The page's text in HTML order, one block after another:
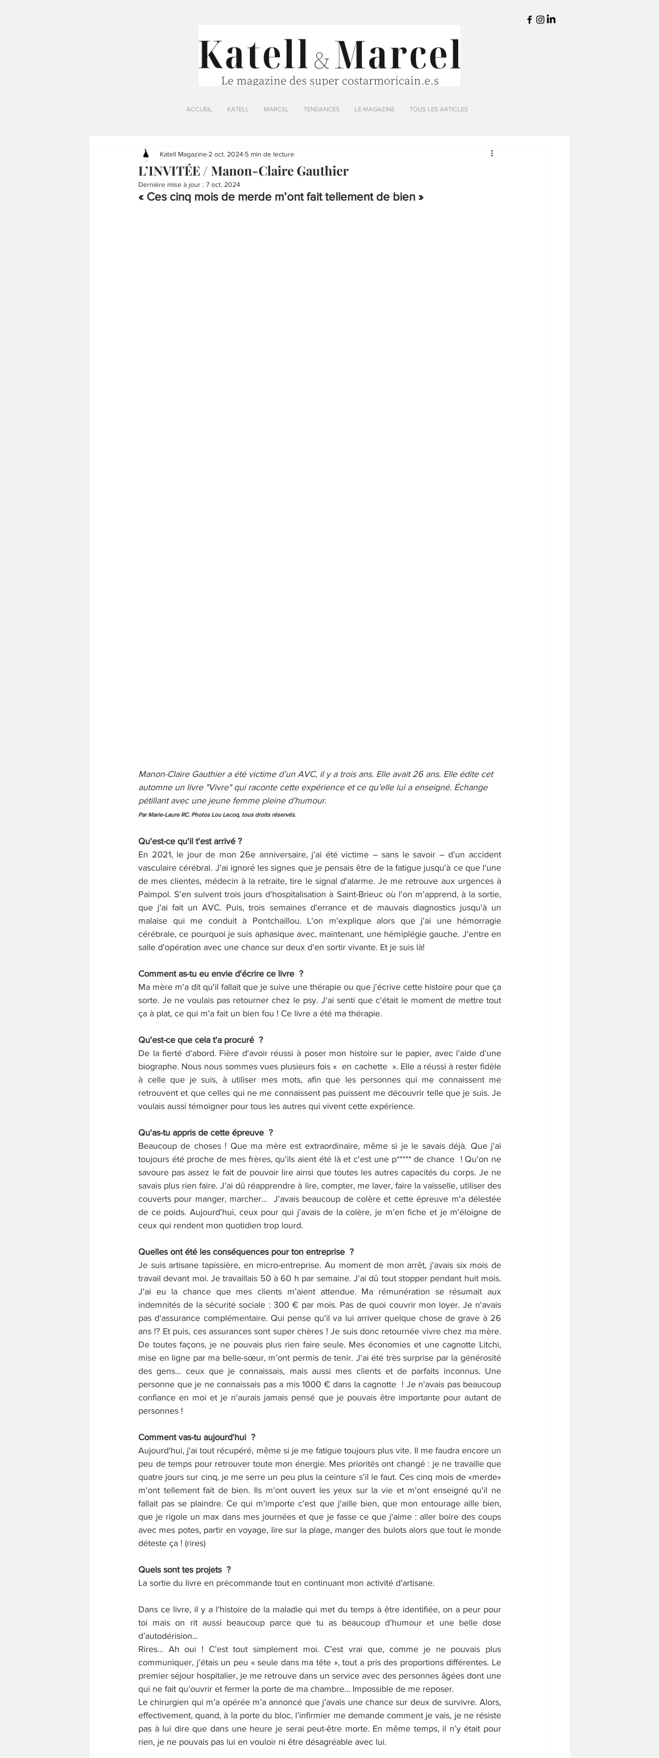
ACCUEIL KATELL MARCEL TENDANCES LE MAGAZINE TOUS LES ARTICLES
L’INVITÉE / Manon-Claire Gauthier
Katell Magazine 2 oct. 2024 5 min de lecture
Dernière mise à jour : 7 oct. 2024
« Ces cinq mois de merde m’ont fait tellement de bien »
Manon-Claire Gauthier a été victime d’un AVC, il y a trois ans. Elle avait 26 ans. Elle édite cet
automne un livre "Vivre" qui raconte cette expérience et ce qu’elle lui a enseigné. Échange
pétillant avec une jeune femme pleine d’humour.
Par Marie-Laure RC. Photos Lou Lecoq, tous droits réservés.
Qu'est-ce qu'il t'est arrivé ?
En 2021, le jour de mon 26e anniversaire, j'ai été victime – sans le savoir – d'un accident
vasculaire cérébral. J'ai ignoré les signes que je pensais être de la fatigue jusqu'à ce que l'une
de mes clientes, médecin à la retraite, tire le signal d'alarme. Je me retrouve aux urgences à
Paimpol. S'en suivent trois jours d'hospitalisation à Saint-Brieuc où l'on m'apprend, à la sortie,
que j'ai fait un AVC. Puis, trois semaines d'errance et de mauvais diagnostics jusqu'à un
malaise qui me conduit à Pontchaillou. L'on m'explique alors que j'ai une hémorragie
cérébrale, ce pourquoi je suis aphasique avec, maintenant, une hémiplégie gauche. J'entre en
salle d'opération avec une chance sur deux d'en sortir vivante. Et je suis là!
Comment as-tu eu envie d'écrire ce livre  ?
Ma mère m'a dit qu'il fallait que je suive une thérapie ou que j'écrive cette histoire pour que ça
sorte. Je ne voulais pas retourner chez le psy. J'ai senti que c'était le moment de mettre tout
ça à plat, ce qui m'a fait un bien fou ! Ce livre a été ma thérapie.
Qu'est-ce que cela t'a procuré  ?
De la fierté d'abord. Fière d'avoir réussi à poser mon histoire sur le papier, avec l’aide d’une
biographe. Nous nous sommes vues plusieurs fois «  en cachette  ». Elle a réussi à rester fidèle
à celle que je suis, à utiliser mes mots, afin que les personnes qui me connaissent me
retrouvent et que celles qui ne me connaissent pas puissent me découvrir telle que je suis. Je
voulais aussi témoigner pour tous les autres qui vivent cette expérience.
Qu'as-tu appris de cette épreuve  ?
Beaucoup de choses ! Que ma mère est extraordinaire, même si je le savais déjà. Que j'ai
toujours été proche de mes frères, qu'ils aient été là et c'est une p***** de chance  ! Qu'on ne
savoure pas assez le fait de pouvoir lire ainsi que toutes les autres capacités du corps. Je ne
savais plus rien faire. J'ai dû réapprendre à lire, compter, me laver, faire la vaisselle, utiliser des
couverts pour manger, marcher...  J'avais beaucoup de colère et cette épreuve m'a délestée
de ce poids. Aujourd'hui, ceux pour qui j'avais de la colère, je m'en fiche et je m'éloigne de
ceux qui rendent mon quotidien trop lourd.
Quelles ont été les conséquences pour ton entreprise  ?
Je suis artisane tapissière, en micro-entreprise. Au moment de mon arrêt, j'avais six mois de
travail devant moi. Je travaillais 50 à 60 h par semaine. J'ai dû tout stopper pendant huit mois.
J'ai eu la chance que mes clients m’aient attendue. Ma rémunération se résumait aux
indemnités de la sécurité sociale : 300 € par mois. Pas de quoi couvrir mon loyer. Je n'avais
pas d'assurance complémentaire. Qui pense qu'il va lui arriver quelque chose de grave à 26
ans !? Et puis, ces assurances sont super chères ! Je suis donc retournée vivre chez ma mère.
De toutes façons, je ne pouvais plus rien faire seule. Mes économies et une cagnotte Litchi,
mise en ligne par ma belle-sœur, m’ont permis de tenir. J'ai été très surprise par la générosité
des gens... ceux que je connaissais, mais aussi mes clients et de parfaits inconnus. Une
personne que je ne connaissais pas a mis 1000 € dans la cagnotte  ! Je n'avais pas beaucoup
confiance en moi et je n'aurais jamais pensé que je pouvais être importante pour autant de
personnes !
Comment vas-tu aujourd'hui  ?
Aujourd'hui, j'ai tout récupéré, même si je me fatigue toujours plus vite. Il me faudra encore un
peu de temps pour retrouver toute mon énergie. Mes priorités ont changé : je ne travaille que
quatre jours sur cinq, je me serre un peu plus la ceinture s'il le faut. Ces cinq mois de «merde»
m'ont tellement fait de bien. Ils m'ont ouvert les yeux sur la vie et m'ont enseigné qu'il ne
fallait pas se plaindre. Ce qui m'importe c'est que j'aille bien, que mon entourage aille bien,
que je rigole un max dans mes journées et que je fasse ce que j'aime : aller boire des coups
avec mes potes, partir en voyage, lire sur la plage, manger des bulots alors que tout le monde
déteste ça ! (rires)
Quels sont tes projets  ?
La sortie du livre en précommande tout en continuant mon activité d'artisane.
Dans ce livre, il y a l’histoire de la maladie qui met du temps à être identifiée, on a peur pour
toi mais on rit aussi beaucoup parce que tu as beaucoup d’humour et une belle dose
d’autodérision...
Rires… Ah oui ! C’est tout simplement moi. C’est vrai que, comme je ne pouvais plus
communiquer, j’étais un peu « seule dans ma tête », tout a pris des proportions différentes. Le
premier séjour hospitalier, je me retrouve dans un service avec des personnes âgées dont une
qui ne fait qu’ouvrir et fermer la porte de ma chambre… Impossible de me reposer.
Le chirurgien qui m’a opérée m’a annoncé que j’avais une chance sur deux de survivre. Alors,
effectivement, quand, à la porte du bloc, l’infirmier me demande comment je vais, je ne résiste
pas à lui dire que dans une heure je serai peut-être morte. En même temps, il n’y était pour
rien, je ne pouvais pas lui en vouloir ni être désagréable avec lui.